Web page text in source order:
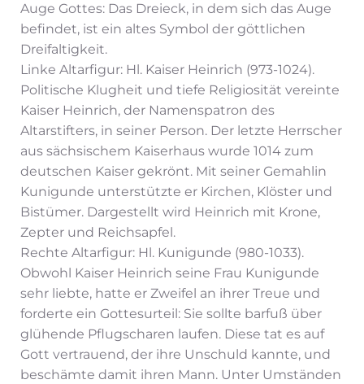
Auge Gottes: Das Dreieck, in dem sich das Auge
befindet, ist ein altes Symbol der göttlichen
Dreifaltigkeit.
Linke Altarfigur: Hl. Kaiser Heinrich (973-1024).
Politische Klugheit und tiefe Religiosität vereinte
Kaiser Heinrich, der Namenspatron des
Altarstifters, in seiner Person. Der letzte Herrscher
aus sächsischem Kaiserhaus wurde 1014 zum
deutschen Kaiser gekrönt. Mit seiner Gemahlin
Kunigunde unterstützte er Kirchen, Klöster und
Bistümer. Dargestellt wird Heinrich mit Krone,
Zepter und Reichsapfel.
Rechte Altarfigur: Hl. Kunigunde (980-1033).
Obwohl Kaiser Heinrich seine Frau Kunigunde
sehr liebte, hatte er Zweifel an ihrer Treue und
forderte ein Gottesurteil: Sie sollte barfuß über
glühende Pflugscharen laufen. Diese tat es auf
Gott vertrauend, der ihre Unschuld kannte, und
beschämte damit ihren Mann. Unter Umständen